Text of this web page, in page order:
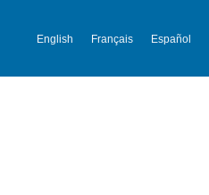
English Français Español